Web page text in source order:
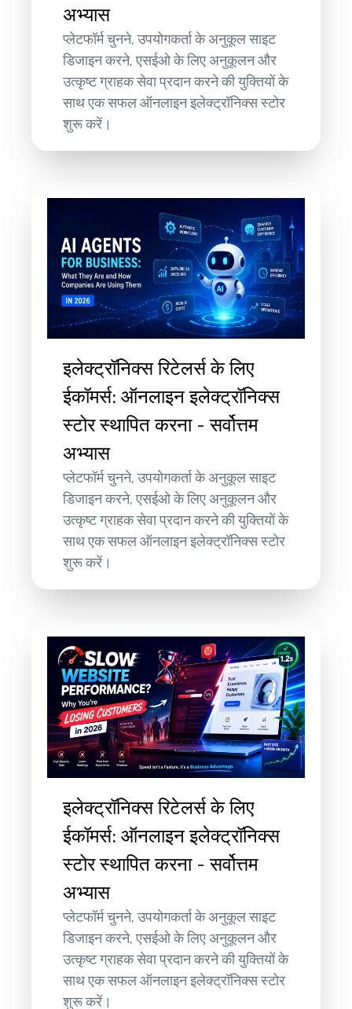
अभ्यास
प्लेटफॉर्म चुनने, उपयोगकर्ता के अनुकूल साइट
डिजाइन करने, एसईओ के लिए अनुकूलन और
उत्कृष्ट ग्राहक सेवा प्रदान करने की युक्तियों के
साथ एक सफल ऑनलाइन इलेक्ट्रॉनिक्स स्टोर
शुरू करें।
इलेक्ट्रॉनिक्स रिटेलर्स के लिए
ईकॉमर्स: ऑनलाइन इलेक्ट्रॉनिक्स
स्टोर स्थापित करना - सर्वोत्तम
अभ्यास
प्लेटफॉर्म चुनने, उपयोगकर्ता के अनुकूल साइट
डिजाइन करने, एसईओ के लिए अनुकूलन और
उत्कृष्ट ग्राहक सेवा प्रदान करने की युक्तियों के
साथ एक सफल ऑनलाइन इलेक्ट्रॉनिक्स स्टोर
शुरू करें।
इलेक्ट्रॉनिक्स रिटेलर्स के लिए
ईकॉमर्स: ऑनलाइन इलेक्ट्रॉनिक्स
स्टोर स्थापित करना - सर्वोत्तम
अभ्यास
प्लेटफॉर्म चुनने, उपयोगकर्ता के अनुकूल साइट
डिजाइन करने, एसईओ के लिए अनुकूलन और
उत्कृष्ट ग्राहक सेवा प्रदान करने की युक्तियों के
साथ एक सफल ऑनलाइन इलेक्ट्रॉनिक्स स्टोर
शुरू करें।